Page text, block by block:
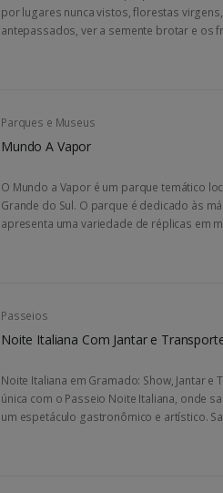
por lugares nunca vistos, florestas
antepassados, ver a semente brotar e os
Parques e Museus
Mundo A Vapor
O Mundo a Vapor é um parque temático
Grande do Sul. O parque é dedicado às
apresenta uma variedade de réplicas em
Passeios
Noite Italiana Com Jantar e
Noite Italiana em Gramado: Show, Jantar e
única com o Passeio Noite Italiana, onde
um espetáculo gastronômico e artístico.